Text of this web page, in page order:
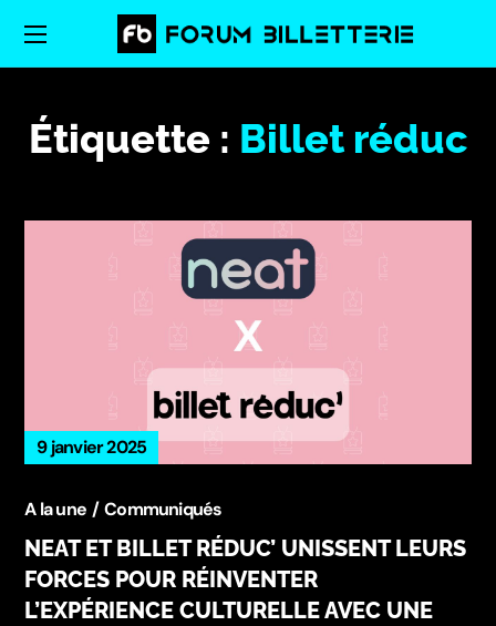
Étiquette : Billet réduc
9 janvier 2025
A la une Communiqués
NEAT ET BILLET RÉDUC’ UNISSENT LEURS
FORCES POUR RÉINVENTER
L’EXPÉRIENCE CULTURELLE AVEC UNE